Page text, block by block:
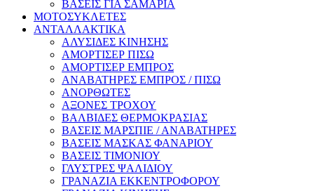
ΒΑΣΕΙΣ ΓΙΑ ΣΑΜΑΡΙΑ
ΜΟΤΟΣΥΚΛΕΤΕΣ
ΑΝΤΑΛΛΑΚΤΙΚΑ
ΑΛΥΣΙΔΕΣ ΚΙΝΗΣΗΣ
ΑΜΟΡΤΙΣΕΡ ΠΙΣΩ
ΑΜΟΡΤΙΣΕΡ ΕΜΠΡΟΣ
ΑΝΑΒΑΤΗΡΕΣ ΕΜΠΡΟΣ / ΠΙΣΩ
ΑΝΟΡΘΩΤΕΣ
ΑΞΟΝΕΣ ΤΡΟΧΟΥ
ΒΑΛΒΙΔΕΣ ΘΕΡΜΟΚΡΑΣΙΑΣ
ΒΑΣΕΙΣ ΜΑΡΣΠΙΕ / ΑΝΑΒΑΤΗΡΕΣ
ΒΑΣΕΙΣ ΜΑΣΚΑΣ ΦΑΝΑΡΙΟΥ
ΒΑΣΕΙΣ ΤΙΜΟΝΙΟΥ
ΓΛΥΣΤΡΕΣ ΨΑΛΙΔΙΟΥ
ΓΡΑΝΑΖΙΑ ΕΚΚΕΝΤΡΟΦΟΡΟΥ